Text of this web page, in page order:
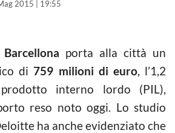
2015 | 19:55
Barcellona porta alla città un
di 759 milioni di euro, l’1,2
interno lordo (PIL),
reso noto oggi. Lo studio
ha anche evidenziato che